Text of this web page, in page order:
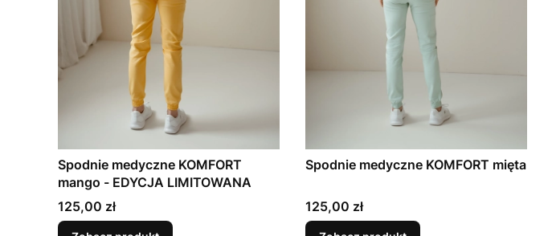
Spodnie medyczne KOMFORT
mango - EDYCJA LIMITOWANA
Cena
125,00 zł
Spodnie medyczne KOMFORT mięta
Cena
125,00 zł